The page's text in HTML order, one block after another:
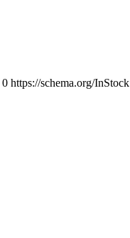
0 https://schema.org/InStock